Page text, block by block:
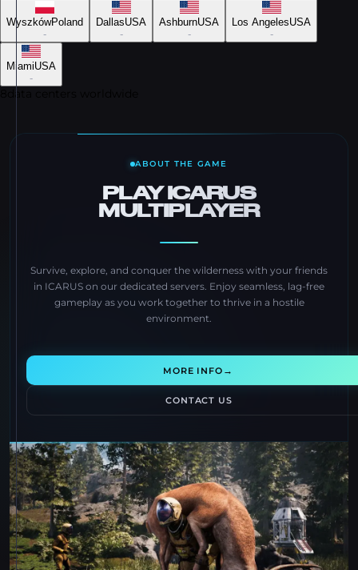
WyszkówPoland
-
DallasUSA
-
AshburnUSA
-
Los AngelesUSA
-
MiamiUSA
-
ABOUT THE GAME
PLAY ICARUS
MULTIPLAYER
Survive, explore, and conquer the wilderness with your friends
in ICARUS on our dedicated servers. Enjoy seamless, lag-free
gameplay as you work together to thrive in a hostile
environment.
MORE INFO →
CONTACT US